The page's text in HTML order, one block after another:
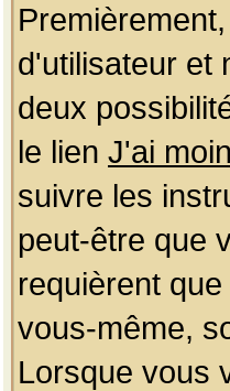
d'utilisateur et
deux
le lien J'ai
suivre les
peut-être que
requièrent
vous-même,
Lorsque vous